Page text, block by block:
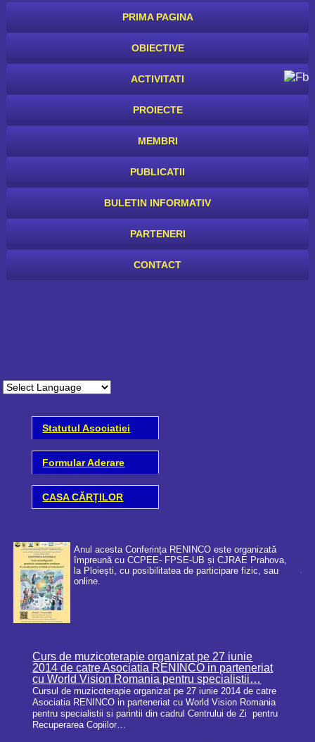
PRIMA PAGINA
OBIECTIVE
ACTIVITATI
PROIECTE
MEMBRI
PUBLICATII
BULETIN INFORMATIV
PARTENERI
CONTACT
Statutul Asociatiei
Formular Aderare
CASA CĂRȚILOR
Anul acesta Conferința RENINCO este organizată
împreună cu CCPEE- FPSE-UB și CJRAE Prahova,
la Ploiești, cu posibilitatea de participare fizic, sau
online.
Curs de muzicoterapie organizat pe 27 iunie
2014 de catre Asociatia RENINCO in parteneriat
cu World Vision Romania pentru specialistii…
Cursul de muzicoterapie organizat pe 27 iunie 2014 de catre
Asociatia RENINCO in parteneriat cu World Vision Romania
pentru specialistii si parintii din cadrul Centrului de Zi pentru
Recuperarea Copiilor…